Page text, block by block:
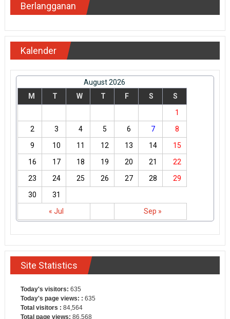
Berlangganan
Kalender
August 2026
M
T W T F S S
« Jul Sep »
1
2
3 4 5 6 7
8
9
10 11 12 13 14
15
16
17 18 19 20 21
22
23
24 25 26 27 28
29
30
31
Site Statistics
Today's visitors: 635
Today's page views: : 635
Total visitors : 84,564
Total page views: 86,568